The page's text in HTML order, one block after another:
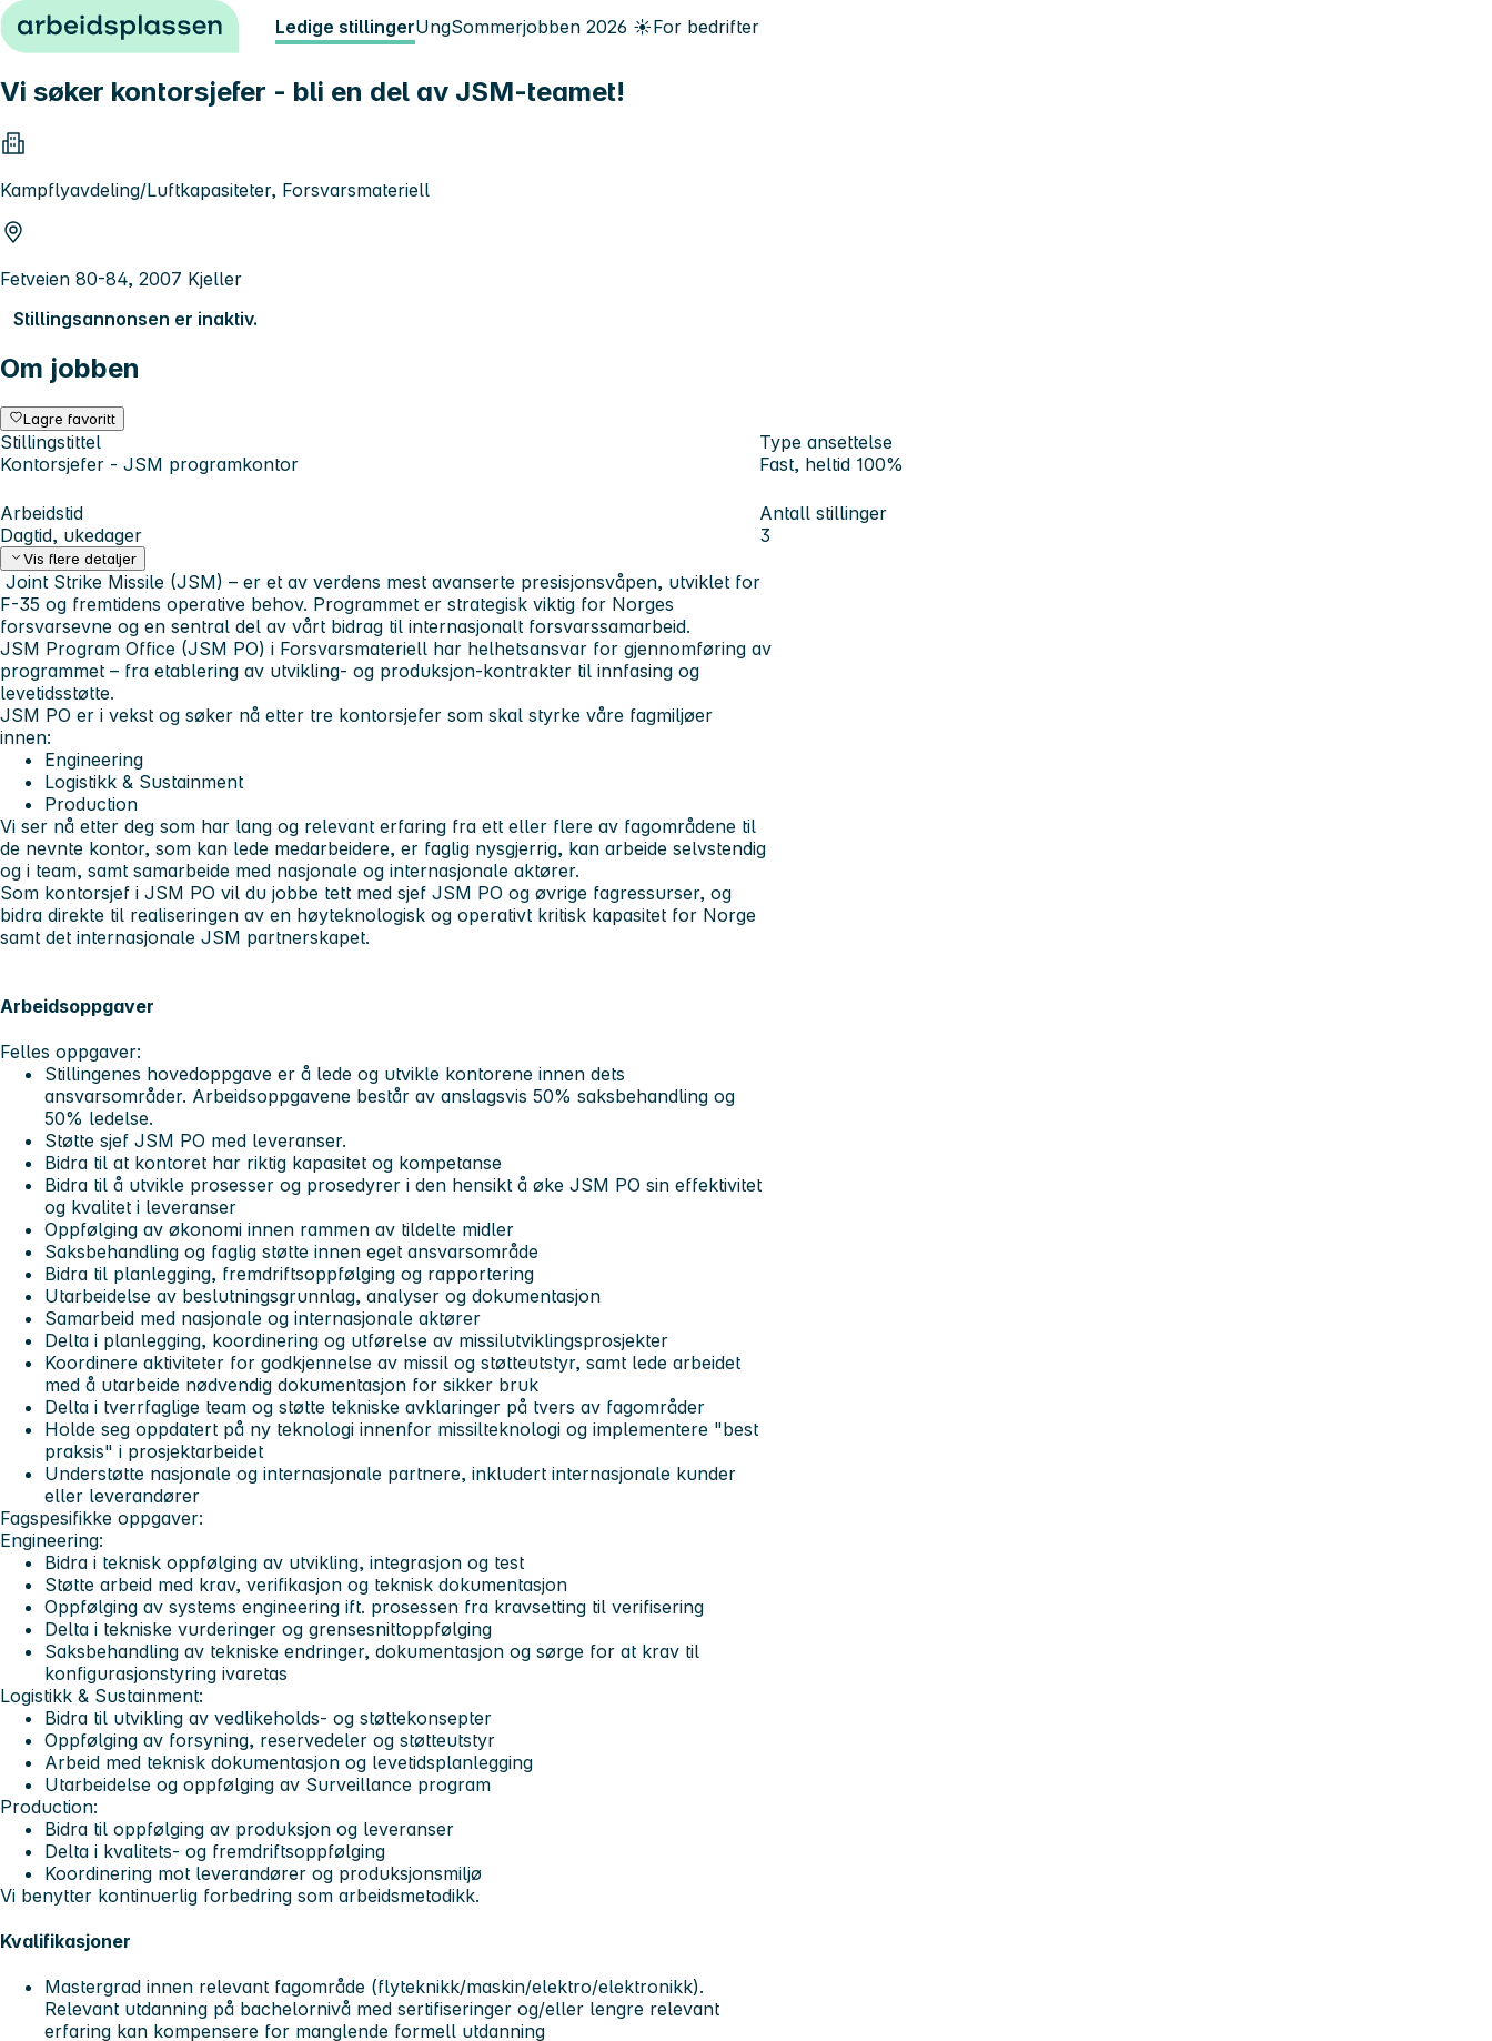
Hopp til innhold Ledige stillingerUngSommerjobben 2026 ☀️For bedrifter
Vi søker kontorsjefer - bli en del av JSM-teamet!
Kampflyavdeling/Luftkapasiteter, Forsvarsmateriell
Fetveien 80-84, 2007 Kjeller
Stillingsannonsen er inaktiv.
Om jobben
Lagre favoritt
Stillingstittel
Kontorsjefer - JSM programkontor
Type ansettelse
Fast, heltid 100%
Arbeidstid
Dagtid, ukedager
Antall stillinger
3
Vis flere detaljer
Joint Strike Missile (JSM) – er et av verdens mest avanserte presisjonsvåpen, utviklet for
F-35 og fremtidens operative behov. Programmet er strategisk viktig for Norges
forsvarsevne og en sentral del av vårt bidrag til internasjonalt forsvarssamarbeid.
JSM Program Office (JSM PO) i Forsvarsmateriell har helhetsansvar for gjennomføring av
programmet – fra etablering av utvikling- og produksjon-kontrakter til innfasing og
levetidsstøtte.
JSM PO er i vekst og søker nå etter tre kontorsjefer som skal styrke våre fagmiljøer
innen:
Engineering
Logistikk & Sustainment
Production
Vi ser nå etter deg som har lang og relevant erfaring fra ett eller flere av fagområdene til
de nevnte kontor, som kan lede medarbeidere, er faglig nysgjerrig, kan arbeide selvstendig
og i team, samt samarbeide med nasjonale og internasjonale aktører.
Som kontorsjef i JSM PO vil du jobbe tett med sjef JSM PO og øvrige fagressurser, og
bidra direkte til realiseringen av en høyteknologisk og operativt kritisk kapasitet for Norge
samt det internasjonale JSM partnerskapet.
Arbeidsoppgaver
Felles oppgaver:
Stillingenes hovedoppgave er å lede og utvikle kontorene innen dets
ansvarsområder. Arbeidsoppgavene består av anslagsvis 50% saksbehandling og
50% ledelse.
Støtte sjef JSM PO med leveranser.
Bidra til at kontoret har riktig kapasitet og kompetanse
Bidra til å utvikle prosesser og prosedyrer i den hensikt å øke JSM PO sin effektivitet
og kvalitet i leveranser
Oppfølging av økonomi innen rammen av tildelte midler
Saksbehandling og faglig støtte innen eget ansvarsområde
Bidra til planlegging, fremdriftsoppfølging og rapportering
Utarbeidelse av beslutningsgrunnlag, analyser og dokumentasjon
Samarbeid med nasjonale og internasjonale aktører
Delta i planlegging, koordinering og utførelse av missilutviklingsprosjekter
Koordinere aktiviteter for godkjennelse av missil og støtteutstyr, samt lede arbeidet
med å utarbeide nødvendig dokumentasjon for sikker bruk
Delta i tverrfaglige team og støtte tekniske avklaringer på tvers av fagområder
Holde seg oppdatert på ny teknologi innenfor missilteknologi og implementere "best
praksis" i prosjektarbeidet
Understøtte nasjonale og internasjonale partnere, inkludert internasjonale kunder
eller leverandører
Fagspesifikke oppgaver:
Engineering:
Bidra i teknisk oppfølging av utvikling, integrasjon og test
Støtte arbeid med krav, verifikasjon og teknisk dokumentasjon
Oppfølging av systems engineering ift. prosessen fra kravsetting til verifisering
Delta i tekniske vurderinger og grensesnittoppfølging
Saksbehandling av tekniske endringer, dokumentasjon og sørge for at krav til
konfigurasjonstyring ivaretas
Logistikk & Sustainment:
Bidra til utvikling av vedlikeholds- og støttekonsepter
Oppfølging av forsyning, reservedeler og støtteutstyr
Arbeid med teknisk dokumentasjon og levetidsplanlegging
Utarbeidelse og oppfølging av Surveillance program
Production:
Bidra til oppfølging av produksjon og leveranser
Delta i kvalitets- og fremdriftsoppfølging
Koordinering mot leverandører og produksjonsmiljø
Vi benytter kontinuerlig forbedring som arbeidsmetodikk.
Kvalifikasjoner
Mastergrad innen relevant fagområde (flyteknikk/maskin/elektro/elektronikk).
Relevant utdanning på bachelornivå med sertifiseringer og/eller lengre relevant
erfaring kan kompensere for manglende formell utdanning